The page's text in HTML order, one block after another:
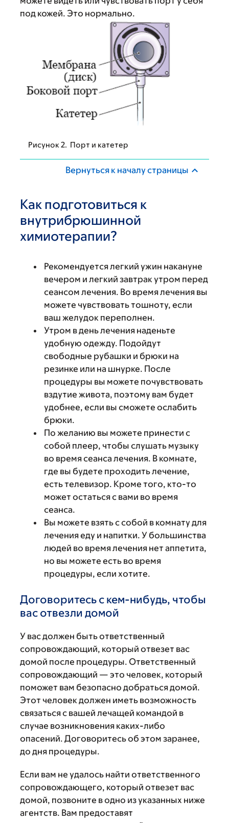
под кожей. Это нормально.
Рисунок 2. Порт и катетер
Вернуться к началу страницы
Как подготовиться к
внутрибрюшинной
химиотерапии?
Рекомендуется легкий ужин накануне
вечером и легкий завтрак утром перед
сеансом лечения. Во время лечения вы
можете чувствовать тошноту, если
ваш желудок переполнен.
Утром в день лечения наденьте
удобную одежду. Подойдут
свободные рубашки и брюки на
резинке или на шнурке. После
процедуры вы можете почувствовать
вздутие живота, поэтому вам будет
удобнее, если вы сможете ослабить
брюки.
По желанию вы можете принести с
собой плеер, чтобы слушать музыку
во время сеанса лечения. В комнате,
где вы будете проходить лечение,
есть телевизор. Кроме того, кто-то
может остаться с вами во время
сеанса.
Вы можете взять с собой в комнату для
лечения еду и напитки. У большинства
людей во время лечения нет аппетита,
но вы можете есть во время
процедуры, если хотите.
Договоритесь с кем-нибудь, чтобы
вас отвезли домой
У вас должен быть ответственный
сопровождающий, который отвезет вас
домой после процедуры. Ответственный
сопровождающий — это человек, который
поможет вам безопасно добраться домой.
Этот человек должен иметь возможность
связаться с вашей лечащей командой в
случае возникновения каких-либо
опасений. Договоритесь об этом заранее,
до дня процедуры.
Если вам не удалось найти ответственного
сопровождающего, который отвезет вас
домой, позвоните в одно из указанных ниже
агентств. Вам предоставят